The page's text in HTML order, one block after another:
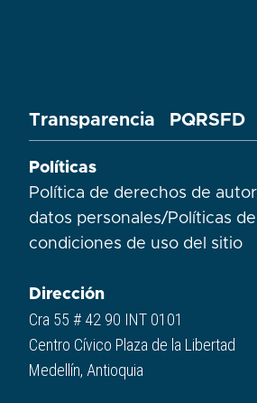
Transparencia PQRSFD
Políticas
Política de derechos de autor
datos personales/Políticas
condiciones de uso del sitio​
Dirección
Cra 55 # 42 90 INT 0101
Centro Cívico Plaza de la Libertad
Medellín, Antioquia